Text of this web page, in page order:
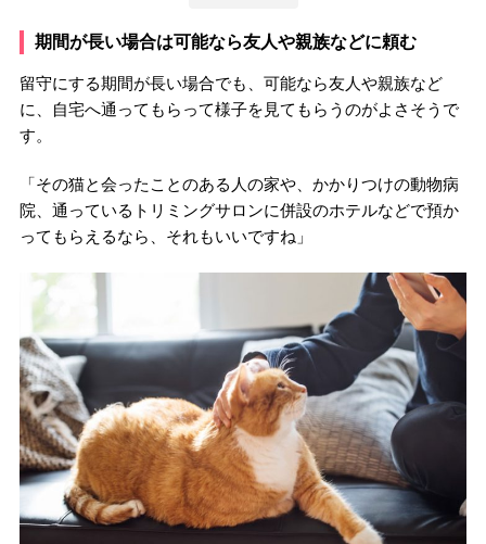
期間が長い場合は可能なら友人や親族などに頼む
留守にする期間が長い場合でも、可能なら友人や親族など
に、自宅へ通ってもらって様子を見てもらうのがよさそうで
す。
「その猫と会ったことのある人の家や、かかりつけの動物病
院、通っているトリミングサロンに併設のホテルなどで預か
ってもらえるなら、それもいいですね」